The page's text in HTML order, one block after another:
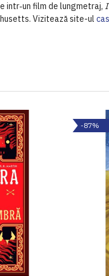
intr‑un film de lungmetraj,
Vizitează site-ul
-87%